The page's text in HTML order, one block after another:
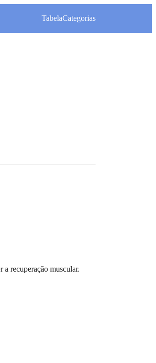
TabelaCategorias
a recuperação muscular.